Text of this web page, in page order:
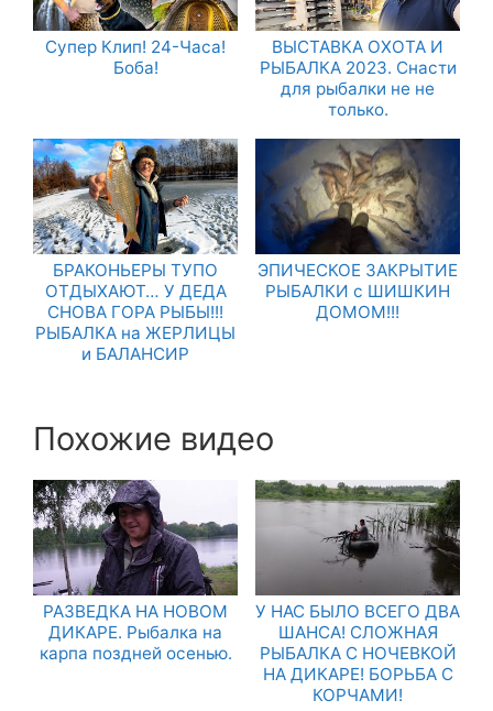
Супер Клип! 24-Часа!
Боба!
ВЫСТАВКА ОХОТА И
РЫБАЛКА 2023. Снасти
для рыбалки не не
только.
БРАКОНЬЕРЫ ТУПО
ОТДЫХАЮТ… У ДЕДА
СНОВА ГОРА РЫБЫ!!!
РЫБАЛКА на ЖЕРЛИЦЫ
и БАЛАНСИР
ЭПИЧЕСКОЕ ЗАКРЫТИЕ
РЫБАЛКИ с ШИШКИН
ДОМОМ!!!
Похожие видео
РАЗВЕДКА НА НОВОМ
ДИКАРЕ. Рыбалка на
карпа поздней осенью.
У НАС БЫЛО ВСЕГО ДВА
ШАНСА! СЛОЖНАЯ
РЫБАЛКА С НОЧЕВКОЙ
НА ДИКАРЕ! БОРЬБА С
КОРЧАМИ!